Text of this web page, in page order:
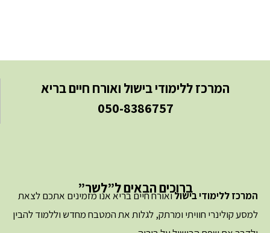
המרכז ללימודי בישול ואורח חיים בריא
050-8386757
ברוכים הבאים ל”לשר”המרכז ללימודי בישולואורח חיים בריא אנו מזמינים אתכם לצאת
למסע קולינרי חוויתי ומרתק, לגלות את המטבח מחדש וללמוד להבין